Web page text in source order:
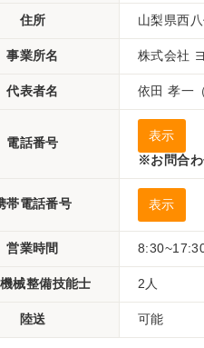
住所 山梨県西
事業所名 株式会社
代表者名 依田 孝一
電話番号
表示
※お問合わ
帯電話番号 表示
営業時間
械整備技能士 2人
陸送 可能